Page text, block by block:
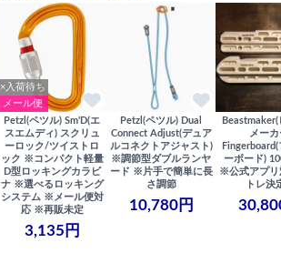
×入荷待ち
メール便
Petzl(ペツル) Sm'D(エ
スエムディ) スクリュ
ーロック/ツイストロ
ック ※コンパクト軽量
D型ロッキングカラビ
ナ ※選べるロッキング
システム ※メール便対
応 ※再販未定
3,135円
Petzl(ペツル) Dual
Connect Adjust(デュア
ルコネクトアジャスト)
※調節型ダブルランヤ
ード ※片手で簡単に長
さ調節
10,780円
メーカ
ーボード)
※公式アプ
トレ決